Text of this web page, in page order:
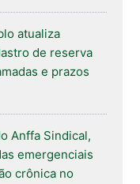
atualiza
de reserva
e prazos
Anffa Sindical,
emergenciais
crônica no